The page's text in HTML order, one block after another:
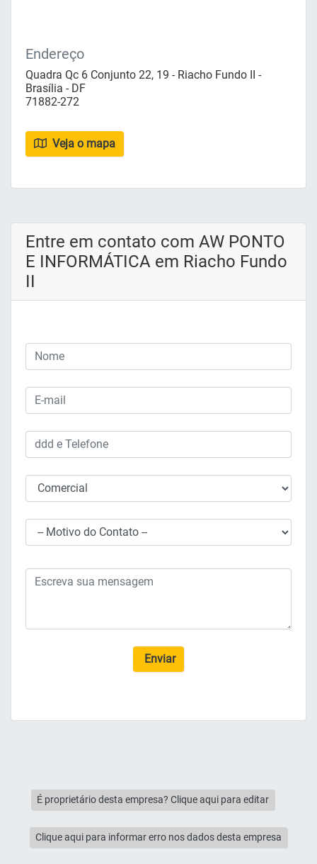
Endereço
Quadra Qc 6 Conjunto 22, 19 - Riacho Fundo II -
Brasília - DF
71882-272
Veja o mapa
Entre em contato com AW PONTO
E INFORMÁTICA em Riacho Fundo
II
Enviar
É proprietário desta empresa? Clique aqui para editar
Clique aqui para informar erro nos dados desta empresa